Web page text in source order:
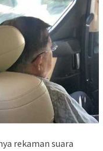
rekaman suara